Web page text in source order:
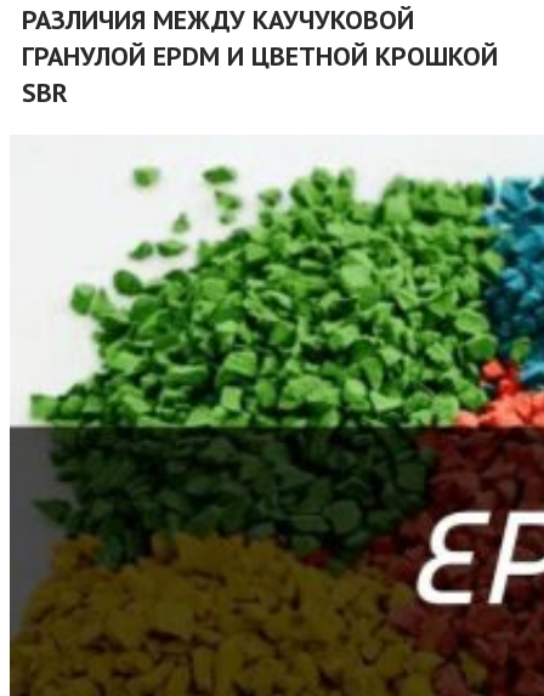
РАЗЛИЧИЯ МЕЖДУ КАУЧУКОВОЙ
ГРАНУЛОЙ EPDM И ЦВЕТНОЙ КРОШКОЙ
SBR